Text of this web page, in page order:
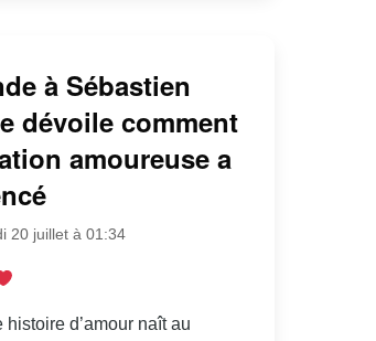
à Sébastien
dévoile comment
amoureuse a
20 juillet à 01:34
histoire d’amour naît au